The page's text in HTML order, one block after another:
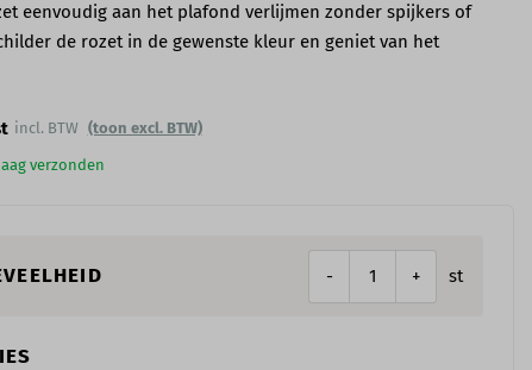
incl. BTW (toon excl. BTW)
verzonden
- + st
eenvoudig aan het plafond verlijmen zonder spijkers of
de rozet in de gewenste kleur en geniet van het